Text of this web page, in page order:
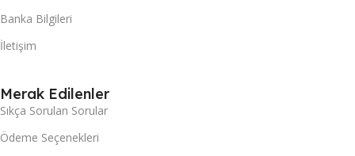
Banka Bilgileri
İletişim
Merak Edilenler
Sıkça Sorulan Sorular
Ödeme Seçenekleri